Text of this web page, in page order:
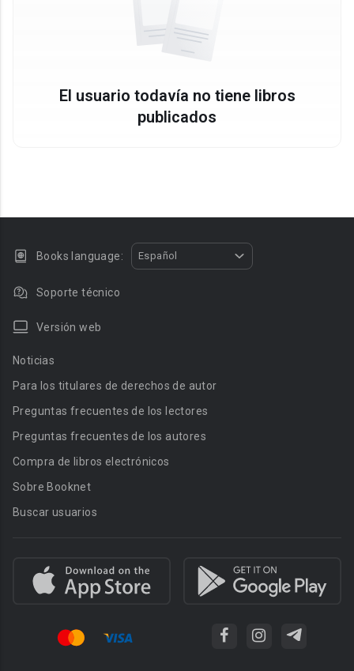
El usuario todavía no tiene libros
publicados
Books language: Español
Soporte técnico
Versión web
Noticias
Para los titulares de derechos de autor
Preguntas frecuentes de los lectores
Preguntas frecuentes de los autores
Compra de libros electrónicos
Sobre Booknet
Buscar usuarios